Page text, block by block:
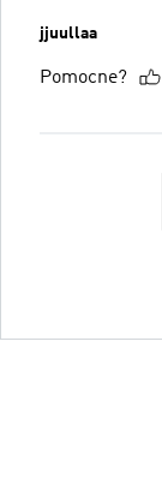
jjuullaa
Pomocne?